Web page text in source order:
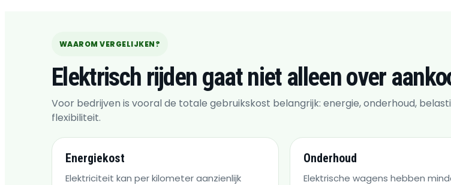
WAAROM VERGELIJKEN?
Elektrisch rijden gaat niet alleen over
Voor bedrijven is vooral de totale gebruikskost belangrijk: energie, onderhoud,
flexibiliteit.
Energiekost
Elektriciteit kan per kilometer aanzienlijk
Onderhoud
Elektrische wagens hebben